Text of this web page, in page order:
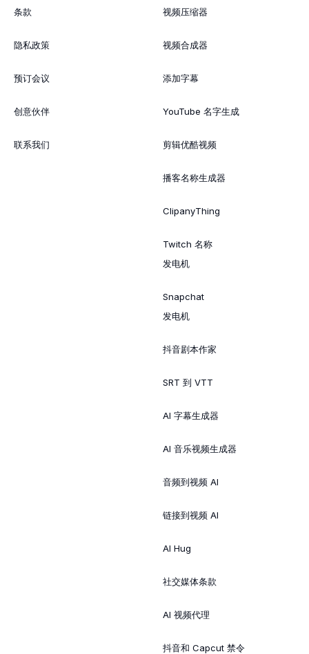
条款
隐私政策
预订会议
创意伙伴
联系我们
视频压缩器
视频合成器
添加字幕
YouTube 名字生成
剪辑优酷视频
播客名称生成器
ClipanyThing
Twitch 名称
发电机
Snapchat
发电机
抖音剧本作家
SRT 到 VTT
AI 字幕生成器
AI 音乐视频生成器
音频到视频 AI
链接到视频 AI
AI Hug
社交媒体条款
AI 视频代理
抖音和 Capcut 禁令